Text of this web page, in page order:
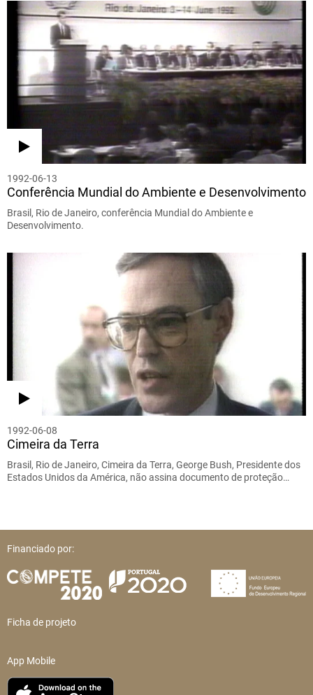
1992-06-13
Conferência Mundial do Ambiente e Desenvolvimento
Brasil, Rio de Janeiro, conferência Mundial do Ambiente e
Desenvolvimento.
1992-06-08
Cimeira da Terra
Brasil, Rio de Janeiro, Cimeira da Terra, George Bush, Presidente dos
Estados Unidos da América, não assina documento de proteção…
Financiado por:
Ficha de projeto
App Mobile